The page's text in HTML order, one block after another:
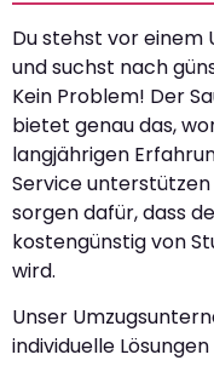
Du stehst vor einem
und suchst nach
Kein Problem! Der
bietet genau das,
langjährigen
Service
sorgen dafür, dass
kostengünstig von
wird.
Unser
individuelle